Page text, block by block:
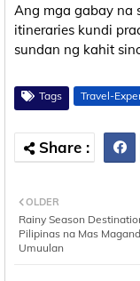
Ang mga gabay na
itineraries kundi
sundan ng kahit
Tags Travel-
OLDER
Rainy Season
Pilipinas na Mas
Umuulan